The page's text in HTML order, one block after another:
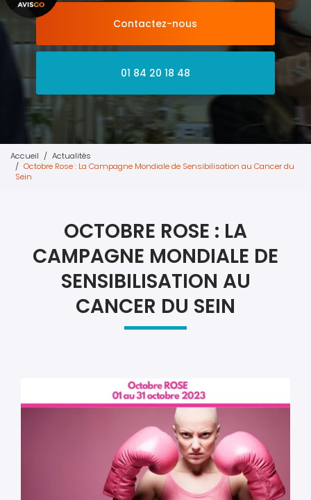
Contactez-nous
01 84 20 18 48
Voir le certificat
Accueil
Actualités
Octobre Rose : La Campagne Mondiale de Sensibilisation au Cancer du
Sein
OCTOBRE ROSE : LA
CAMPAGNE MONDIALE DE
SENSIBILISATION AU
CANCER DU SEIN